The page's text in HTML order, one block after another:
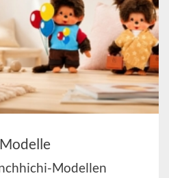
Modellen